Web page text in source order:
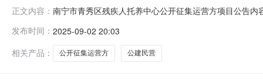
正文内容： 南宁市青秀区残疾人托养中心公开征集运营方项目公告
标文件递交地址广西南宁市良庆区玉洞大道33号（市青
发布时间： 2025-09-02 20:03
相关产品：
公开征集运营方 公建民营